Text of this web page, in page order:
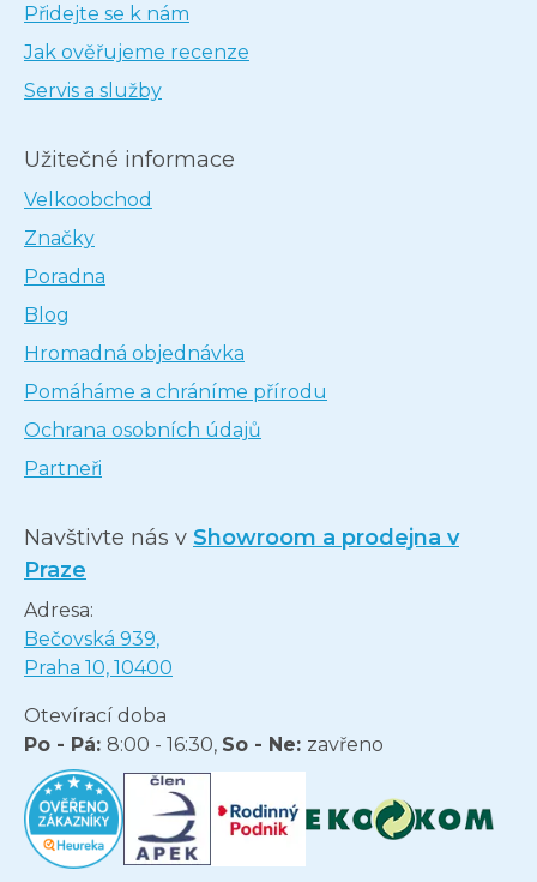
Přidejte se k nám
Jak ověřujeme recenze
Servis a služby
Užitečné informace
Velkoobchod
Značky
Poradna
Blog
Hromadná objednávka
Pomáháme a chráníme přírodu
Ochrana osobních údajů
Partneři
Navštivte nás v Showroom a prodejna v
Praze
Adresa:
Bečovská 939,
Praha 10, 10400
Otevírací doba
Po - Pá: 8:00 - 16:30, So - Ne: zavřeno